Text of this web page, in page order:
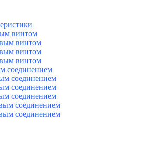
винтом
винтом
винтом
винтом
соединением
соединением
соединением
соединением
соединением
соединением